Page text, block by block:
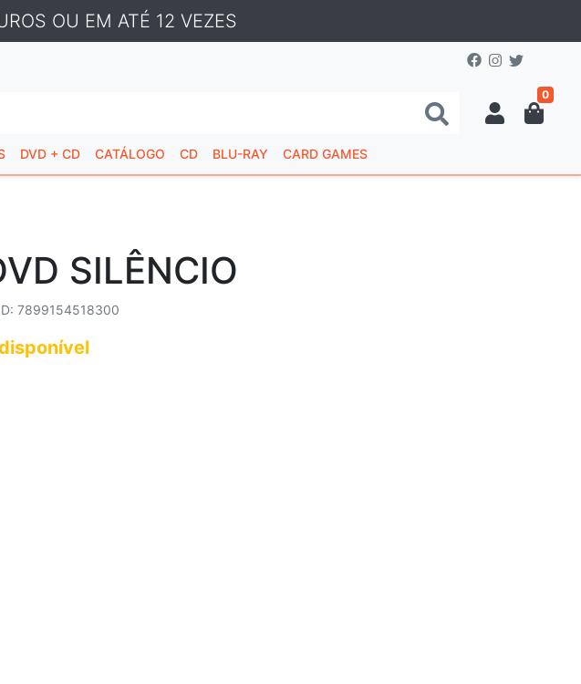
OU EM ATÉ 12 VEZES
0
DVD + CD CATÁLOGO CD BLU-RAY CARD GAMES
SILÊNCIO
7899154518300